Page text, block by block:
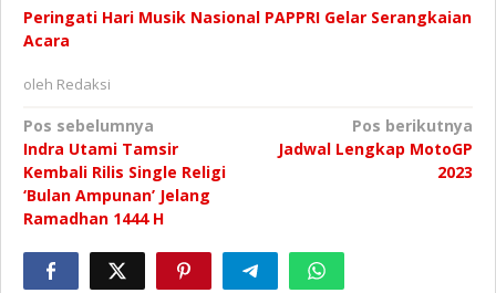
Peringati Hari Musik Nasional PAPPRI Gelar Serangkaian
Acara
oleh Redaksi
Navigasi
pos
Pos sebelumnya
Indra Utami Tamsir
Kembali Rilis Single Religi
‘Bulan Ampunan’ Jelang
Ramadhan 1444 H
Pos berikutnya
Jadwal Lengkap MotoGP
2023